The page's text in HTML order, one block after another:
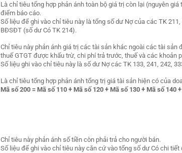
Là chỉ tiêu tổng hợp phản ánh toàn bộ giá trị còn lại (nguyên
điểm báo cáo.
Số liệu để ghi vào chỉ tiêu này là tổng số dư Nợ của các TK
BĐSĐT (số dư Có TK 214).
Chỉ tiêu này phản ánh giá trị các tài sản khác ngoài các tài
thuế GTGT được khấu trừ, chi phí trả trước, thuế và các khoản
Số liệu ghi vào chỉ tiêu này là số dư Nợ các TK 133, 241, 242,
Là chỉ tiêu tổng hợp phản ánh tổng trị giá tài sản hiện có của
Mã số 200 = Mã số 110 + Mã số 120 + Mã số 130 + Mã số 140
Chỉ tiêu này phản ánh số tiền còn phải trả cho người bán.
Số liệu để ghi vào chỉ tiêu này căn cứ vào tổng số dư Có chi tiết